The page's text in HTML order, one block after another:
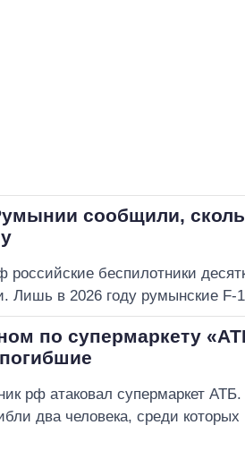
сообщили,
российские беспилотники
Лишь в 2026 году румынские
по супермаркету
рф атаковал супермаркет
два человека, среди которых